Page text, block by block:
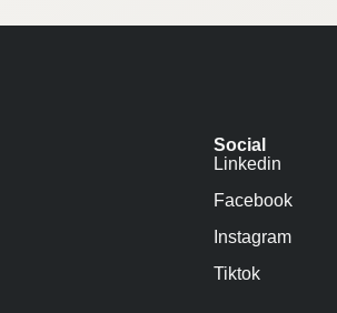
Social
Linkedin
Facebook
Instagram
Tiktok